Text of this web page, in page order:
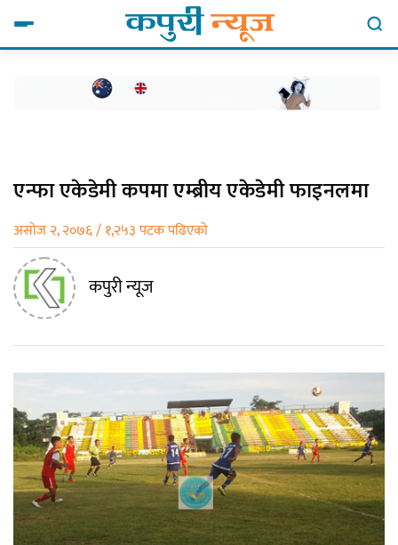
एन्फा एकेडेमी कपमा एम्ब्रीय एकेडेमी फाइनलमा
असोज २, २०७६ / १,२५३ पटक पढिएको
कपुरी न्यूज